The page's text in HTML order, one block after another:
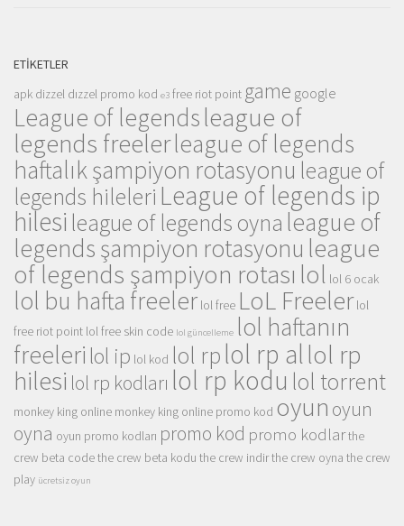
ETIKETLER
apk dizzel dızzel promo kod e3 free riot point game google
League of legendsleague of
legends freelerleague of legends
haftalık şampiyon rotasyonu league of
legends hileleri League of legends ip
hilesi league of legends oyna league of
legends şampiyon rotasyonu league
of legends şampiyon rotası lol lol 6 ocak
lol bu hafta freeler lol free LoL Freeler lol
free riot point lol free skin code lol güncelleme lol haftanın
freeleri lol ip lol kod lol rplol rp allol rp
hilesi lol rp kodları lol rp kodu lol torrent
monkey king online monkey king online promo kod oyun oyun
oyna oyun promo kodları promo kod promo kodlarthe
crew beta codethe crew beta kodu the crew indirthe crew oyna the crew
play ücretsiz oyun